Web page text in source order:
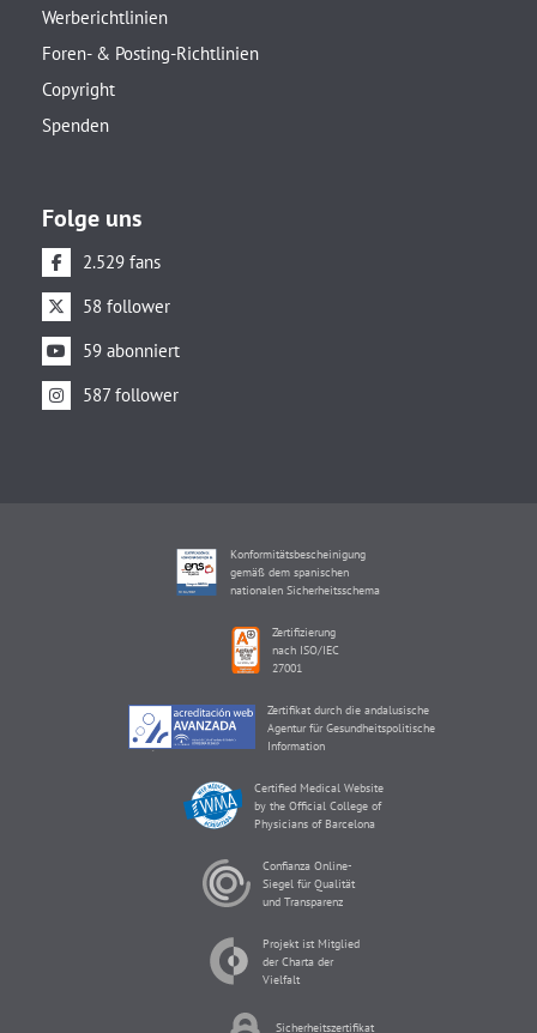
Werberichtlinien
Foren- & Posting-Richtlinien
Copyright
Spenden
Folge uns
2.529 fans
58 follower
59 abonniert
587 follower
Konformitätsbescheinigung
gemäß dem spanischen
nationalen Sicherheitsschema
Zertifizierung
nach ISO/IEC
27001
Zertifikat durch die andalusische
Agentur für Gesundheitspolitische
Information
Certified Medical Website
by the Official College of
Physicians of Barcelona
Confianza Online-
Siegel für Qualität
und Transparenz
Projekt ist Mitglied
der Charta der
Vielfalt
Sicherheitszertifikat